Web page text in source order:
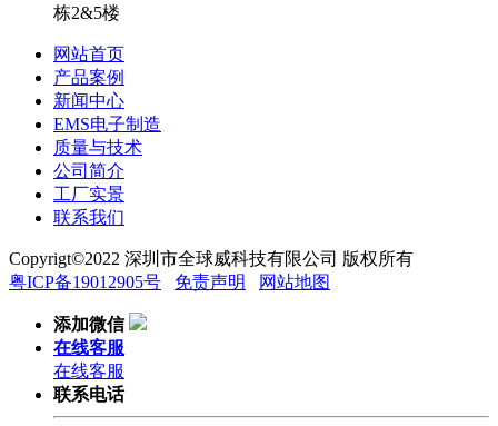
栋2&5楼
网站首页
产品案例
新闻中心
EMS电子制造
质量与技术
公司简介
工厂实景
联系我们
Copyrigt©2022 深圳市全球威科技有限公司 版权所有
粤ICP备19012905号
免责声明 网站地图
添加微信
在线客服
在线客服
联系电话